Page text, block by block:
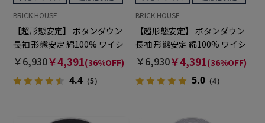
BRICK HOUSE
【超形態安定】 ボタンダウン
長袖 形態安定 綿100% ワイシ
ャツ 大きいサイズ
￥6,930￥4,391(36%OFF)
4.4（5）
BRICK HOUSE
【超形態安定】 ボタンダウン
長袖 形態安定 綿100% ワイシ
ャツ 大きいサイズ
￥6,930￥4,391(36%OFF)
5.0 （4）